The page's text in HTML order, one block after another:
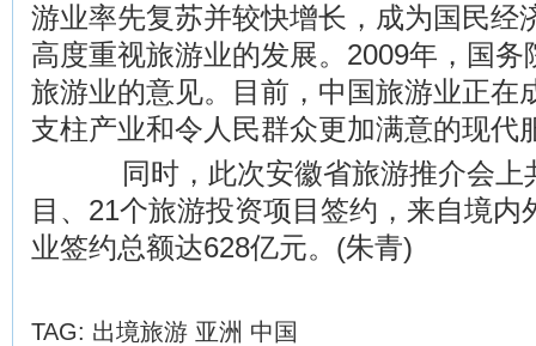
游业率先复苏并较快增长，成为国民经
高度重视旅游业的发展。2009年，国
旅游业的意见。目前，中国旅游业正在
支柱产业和令人民群众更加满意的现代
同时，此次安徽省旅游推介会上
目、21个旅游投资项目签约，来自境
业签约总额达628亿元。(朱青)
TAG: 出境旅游 亚洲 中国